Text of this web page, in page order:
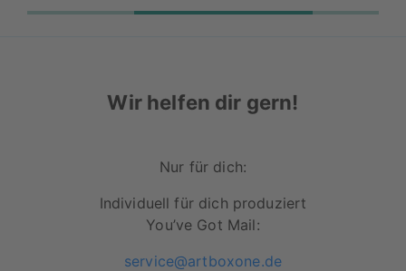
Deine Lieblingsmotive als Alu-
seidenmatte und reflexionsarme
Robustes, wetterfestes und leichtes
Hochwertige Druckqualität & satte Farben
Licht- sowie UV-beständige Oberfläche
Wir helfen dir gern!
Nur für dich:
Individuell für dich produziert
You’ve Got Mail:
service@artboxone.de